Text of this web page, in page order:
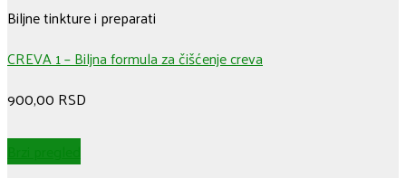
Biljne tinkture i preparati
CREVA 1 – Biljna formula za čišćenje creva
900,00 RSD